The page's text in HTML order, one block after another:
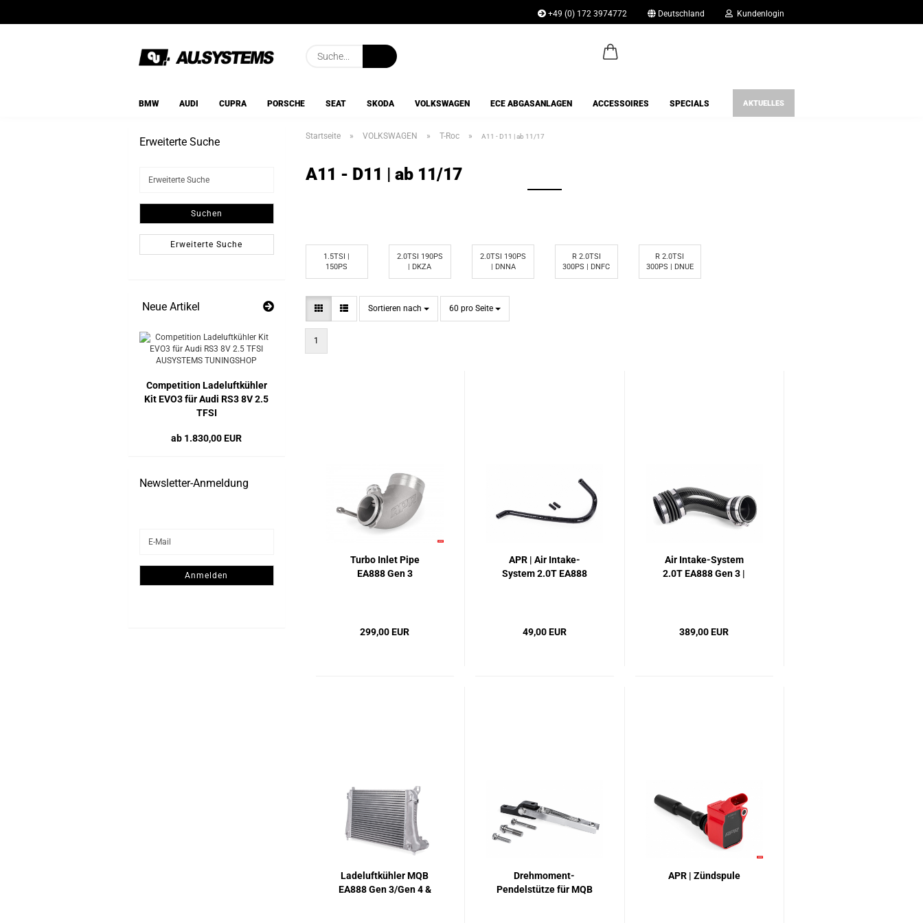
+49 (0) 172 3974772 Deutschland Kundenlogin
Suche...
BMW AUDI CUPRA PORSCHE SEAT SKODA VOLKSWAGEN ECE ABGASANLAGEN ACCESSOIRES SPECIALS AKTUELLES
Startseite » VOLKSWAGEN » T-Roc » A11 - D11 | ab 11/17
A11 - D11 | ab 11/17
1.5TSI |
150PS
2.0TSI 190PS
| DKZA
2.0TSI 190PS
| DNNA
R 2.0TSI
300PS | DNFC
R 2.0TSI
300PS | DNUE
Sortieren nach
Sortieren nach 60 pro Seite
pro Seite
1
Turbo Inlet Pipe
EA888 Gen 3
299,00 EUR
APR | Air Intake-
System 2.0T EA888
49,00 EUR
Air Intake-System
2.0T EA888 Gen 3 |
389,00 EUR
Ladeluftkühler MQB
EA888 Gen 3/Gen 4 &
Drehmoment-
Pendelstütze für MQB
APR | Zündspule
Erweiterte Suche
Suche
Suchen
Erweiterte Suche
Neue Artikel
Competition Ladeluftkühler
Kit EVO3 für Audi RS3 8V 2.5
TFSI
ab 1.830,00 EUR
Newsletter-Anmeldung
ZUR
ANMELDUNG
E-
Anmelden